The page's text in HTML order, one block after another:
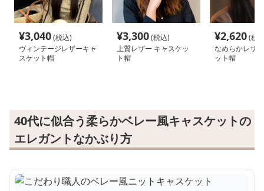
¥3,040(税込)
ヴィンテージレザーキャ
スケット帽
¥3,300(税込)
上質レザー キャスケッ
ト帽
¥2,620(税
なめらかレザ
ット帽
40代に似合う柔らかベレー風キャスケットの
エレガントなかぶり方